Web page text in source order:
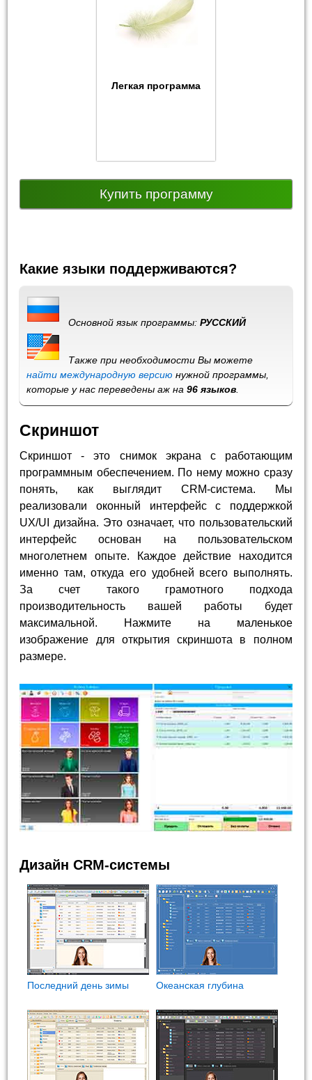
Легкая программа
Купить программу
Какие языки поддерживаются?
Основной язык программы:РУССКИЙ
Также при необходимости Вы можете
найти международную версию нужной программы,
которые у нас переведены аж на96 языков.
Скриншот
Скриншот - это снимок экрана с работающим
программным обеспечением. По нему можно сразу
понять, как выглядит CRM-система. Мы
реализовали оконный интерфейс с поддержкой
UX/UI дизайна. Это означает, что пользовательский
интерфейс основан на пользовательском
многолетнем опыте. Каждое действие находится
именно там, откуда его удобней всего выполнять.
За счет такого грамотного подхода
производительность вашей работы будет
максимальной. Нажмите на маленькое
изображение для открытия скриншота в полном
размере.
Дизайн CRM-системы
Последний день зимы Океанская глубина